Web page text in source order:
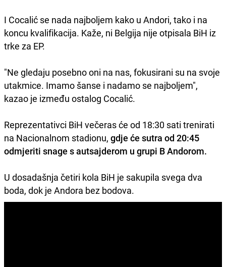
I Cocalić se nada najboljem kako u Andori, tako i na
koncu kvalifikacija. Kaže, ni Belgija nije otpisala BiH iz
trke za EP.
"Ne gledaju posebno oni na nas, fokusirani su na svoje
utakmice. Imamo šanse i nadamo se najboljem",
kazao je između ostalog Cocalić.
Reprezentativci BiH večeras će od 18:30 sati trenirati
na Nacionalnom stadionu, gdje će sutra od 20:45
odmjeriti snage s autsajderom u grupi B Andorom.
U dosadašnja četiri kola BiH je sakupila svega dva
boda, dok je Andora bez bodova.